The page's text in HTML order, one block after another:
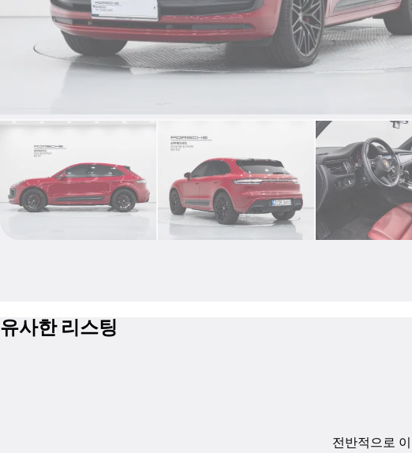
유사한 리스팅
전반적으로